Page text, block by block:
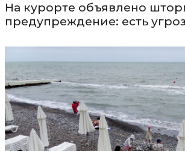
На курорте объявлено
предупреждение: есть